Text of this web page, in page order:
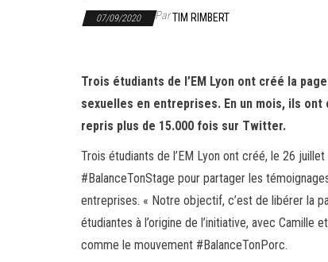
07/09/2020 ParTIM RIMBERT
Trois étudiants de l’EM Lyon ont créé la
sexuelles en entreprises. En un mois, ils
repris plus de 15.000 fois sur Twitter.
Trois étudiants de l’EM Lyon ont créé, le 26
#BalanceTonStage pour partager les
entreprises. « Notre objectif, c’est de libérer la
étudiantes à l’origine de l’initiative, avec Camille
comme le mouvement #BalanceTonPorc.